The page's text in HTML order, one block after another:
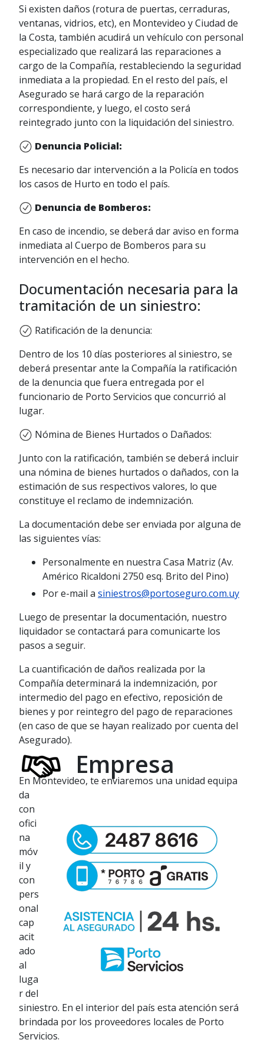
(Escritura pública o certificado
notarial de propiedad en
inmuebles, Libreta de circulación
y certificado de SUCIVE,
compraventa con firmas
certificadas o compraventa
inscripta ante la DGR).
Presupuesto de reparación del
taller con la correspondiente
cotización de los repuestos, si
Fotografías en las cuales se
aprecie con claridad los daños
que se detallan en el
Cobro de rubros no cubiertos por la
póliza:
deducible, su aseguradora
provee la constancia del importe
otro requisito, en los casos en
que nuestro Asegurado sea el
responsable
Si solicita compensación por
otros rubros (auto de alquiler,
documentación que acredite la
procedencia y la cuantificación del
perjuicio.
IMPORTANTE:Será condición para
ingresar el reclamo que el interesado
proporcione un número de teléfono
celular de contacto, a través del cual
recibirá las comunicaciones relativas al
estado de su trámite.
Si reclama el reintegro del
deducible, su aseguradora
provee la constancia del importe
del mismo e indemnizamos sin
otro requisito, en los casos en
que nuestro Asegurado sea el
responsable .
Si solicita compensación por
otros rubros, se deberá
presentar la documentación que
cuantificación del perjuicio en la
siguiente casilla:
reclamosautomoviles@portosegu
IMPORTANTE:Será condición para
proporcione un número de teléfono
celular de contacto, a través del cual
estado de su trámite.
Si existen daños (rotura de puertas, cerraduras,
ventanas, vidrios, etc), en Montevideo y Ciudad de
la Costa, también acudirá un vehículo con personal
especializado que realizará las reparaciones a
cargo de la Compañía, restableciendo la seguridad
inmediata a la propiedad. En el resto del país, el
Asegurado se hará cargo de la reparación
correspondiente, y luego, el costo será
reintegrado junto con la liquidación del siniestro.
Denuncia Policial:
Es necesario dar intervención a la Policía en todos
los casos de Hurto en todo el país.
Denuncia de Bomberos:
En caso de incendio, se deberá dar aviso en forma
inmediata al Cuerpo de Bomberos para su
intervención en el hecho.
Documentación necesaria para la
tramitación de un siniestro:
Ratificación de la denuncia:
Dentro de los 10 días posteriores al siniestro, se
deberá presentar ante la Compañía la ratificación
de la denuncia que fuera entregada por el
funcionario de Porto Servicios que concurrió al
lugar.
Nómina de Bienes Hurtados o Dañados:
Junto con la ratificación, también se deberá incluir
una nómina de bienes hurtados o dañados, con la
estimación de sus respectivos valores, lo que
constituye el reclamo de indemnización.
La documentación debe ser enviada por alguna de
las siguientes vías:
Personalmente en nuestra Casa Matriz (Av.
Américo Ricaldoni 2750 esq. Brito del Pino)
Por e-mail a siniestros@portoseguro.com.uy
Luego de presentar la documentación, nuestro
liquidador se contactará para comunicarte los
pasos a seguir.
La cuantificación de daños realizada por la
Compañía determinará la indemnización, por
intermedio del pago en efectivo, reposición de
bienes y por reintegro del pago de reparaciones
(en caso de que se hayan realizado por cuenta del
Asegurado).
Empresa
En Montevideo, te enviaremos una unidad equipa
da
con
ofici
na
móv
il y
con
pers
onal
cap
acit
ado
al
luga
r del
siniestro. En el interior del país esta atención será
brindada por los proveedores locales de Porto
Servicios.